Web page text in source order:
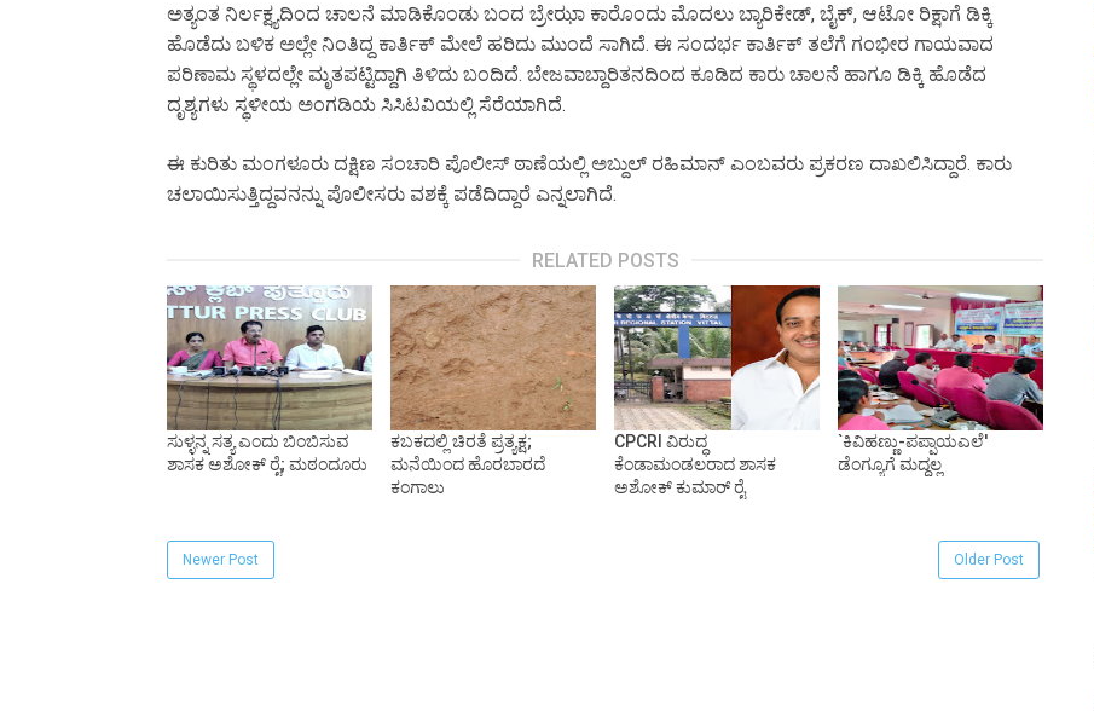
ಅತ್ಯಂತ ನಿರ್ಲಕ್ಷ್ಯದಿಂದ ಚಾಲನೆ ಮಾಡಿಕೊಂಡು ಬಂದ ಬ್ರೇಝಾ ಕಾರೊಂದು ಮೊದಲು ಬ್ಯಾರಿಕೇಡ್, ಬೈಕ್, ಆಟೋ ರಿಕ್ಷಾಗೆ ಡಿಕ್ಕಿ
ಹೊಡೆದು ಬಳಿಕ ಅಲ್ಲೇ ನಿಂತಿದ್ದ ಕಾರ್ತಿಕ್ ಮೇಲೆ ಹರಿದು ಮುಂದೆ ಸಾಗಿದೆ. ಈ ಸಂದರ್ಭ ಕಾರ್ತಿಕ್ ತಲೆಗೆ ಗಂಭೀರ ಗಾಯವಾದ
ಪರಿಣಾಮ ಸ್ಥಳದಲ್ಲೇ ಮೃತಪಟ್ಟಿದ್ದಾಗಿ ತಿಳಿದು ಬಂದಿದೆ. ಬೇಜವಾಬ್ದಾರಿತನದಿಂದ ಕೂಡಿದ ಕಾರು ಚಾಲನೆ ಹಾಗೂ ಡಿಕ್ಕಿ ಹೊಡೆದ
ದೃಶ್ಯಗಳು ಸ್ಥಳೀಯ ಅಂಗಡಿಯ ಸಿಸಿಟವಿಯಲ್ಲಿ ಸೆರೆಯಾಗಿದೆ.
ಈ ಕುರಿತು ಮಂಗಳೂರು ದಕ್ಷಿಣ ಸಂಚಾರಿ ಪೊಲೀಸ್ ಠಾಣೆಯಲ್ಲಿ ಅಬ್ದುಲ್ ರಹಿಮಾನ್ ಎಂಬವರು ಪ್ರಕರಣ ದಾಖಲಿಸಿದ್ದಾರೆ. ಕಾರು
ಚಲಾಯಿಸುತ್ತಿದ್ದವನನ್ನು ಪೊಲೀಸರು ವಶಕ್ಕೆ ಪಡೆದಿದ್ದಾರೆ ಎನ್ನಲಾಗಿದೆ.
RELATED POSTS
ಸುಳ್ಳನ್ನ ಸತ್ಯ ಎಂದು ಬಿಂಬಿಸುವ
ಶಾಸಕ ಅಶೋಕ್ ರೈ; ಮಠಂದೂರು
ಕಬಕದಲ್ಲಿ ಚಿರತೆ ಪ್ರತ್ಯಕ್ಷ;
ಮನೆಯಿಂದ ಹೊರಬಾರದೆ
ಕಂಗಾಲು
CPCRI ವಿರುದ್ಧ
ಕೆಂಡಾಮಂಡಲರಾದ ಶಾಸಕ
ಅಶೋಕ್ ಕುಮಾರ್ ರೈ
`ಕಿವಿಹಣ್ಣು-ಪಪ್ಪಾಯಎಲೆ'
ಡೆಂಗ್ಯೂಗೆ ಮದ್ದಲ್ಲ
Newer Post Older Post